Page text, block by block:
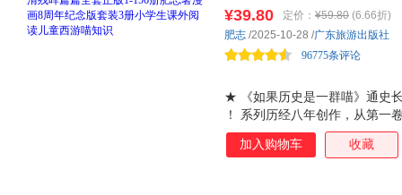
第十六卷，通史长篇迎来终章
火！！
★ 《如果历史是一群喵》通史
！ 系列历经八年创作，从第一
朝的残晖落幕，数千年的历史
是这段旅程中不可缺少的关键
¥39.80 定价： ¥59.80 (6.66折)
96775条评论
肥志 /2025-10-28 /广东旅游出版社
加入购物车 收藏